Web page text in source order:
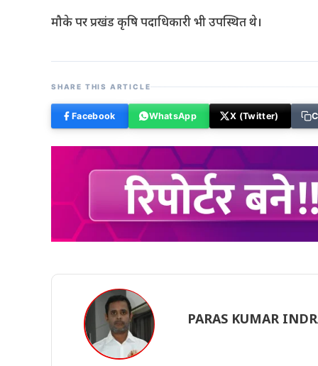
मौके पर प्रखंड कृषि पदाधिकारी भी उपस्थित थे।
SHARE THIS ARTICLE
Facebook WhatsApp X (Twitter)
PARAS KUMAR